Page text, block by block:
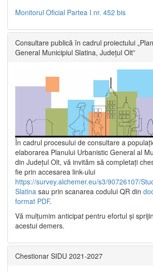
Monitorul Oficial Partea I nr. 452 bis
Consultare publică în cadrul proiectului
General Municipiul Slatina, Județul Olt”
În cadrul procesului de consultare a
elaborarea Planului Urbanistic General al
din Județul Olt, vă invităm să completați
fie prin accesarea link-ului
https://survey.alchemer.eu/s3/90726107/
Slatina sau prin scanarea codului QR din
format PDF.
Vă mulţumim anticipat pentru efortul şi
acestui demers.
Chestionar SIDU 2021-2027